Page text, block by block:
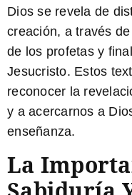
Dios se revela de
creación, a través
de los profetas y
Jesucristo. Estos
reconocer la
y a acercarnos a
enseñanza.
La